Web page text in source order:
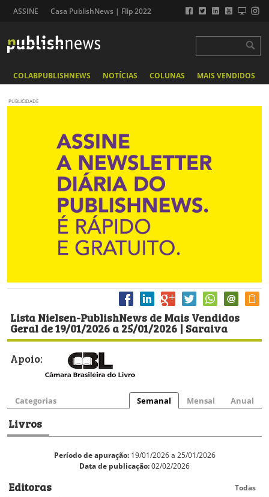
ASSINE Casa PublishNews | Flip 2022
COLABPUBLISHNEWS NOTÍCIAS COLUNAS MAIS VENDIDOS
PUBLICIDADE
Lista Nielsen-PublishNews de Mais Vendidos
Geral de 19/01/2026 a 25/01/2026 | Saraiva
Apoio:
Categorias Semanal Mensal Anual
Livros
Período de apuração:19/01/2026 a 25/01/2026
Data de publicação:02/02/2026
Editoras Todas